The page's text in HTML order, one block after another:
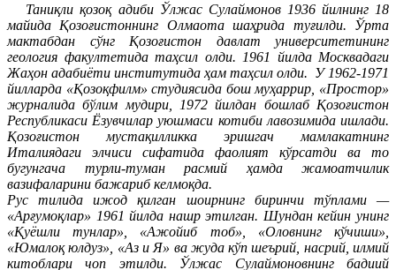
Таниқли қозоқ адиби Ўлжас Сулаймонов 1936 йилнинг 18
майида Қозоғистоннинг Олмаота шаҳрида туғилди. Ўрта
мактабдан сўнг Қозоғистон давлат университетининг
геология факултетида таҳсил олди. 1961 йилда Москвадаги
Жаҳон адабиёти институтида ҳам таҳсил олди. У 1962-1971
йилларда «Қозоқфилм» студиясида бош муҳаррир, «Простор»
журналида бўлим мудири, 1972 йилдан бошлаб Қозоғистон
Республикаси Ёзувчилар уюшмаси котиби лавозимида ишлади.
Қозоғистон мустақилликка эришгач мамлакатнинг
Италиядаги элчиси сифатида фаолият кўрсатди ва то
бугунгача турли-туман расмий ҳамда жамоатчилик
вазифаларини бажариб келмоқда.
Рус тилида ижод қилган шоирнинг биринчи тўплами —
«Арғумоқлар» 1961 йилда нашр этилган. Шундан кейин унинг
«Қуёшли тунлар», «Ажойиб тоб», «Оловнинг кўчиши»,
«Юмалоқ юлдуз», «Аз и Я» ва жуда кўп шеърий, насрий, илмий
китоблари чоп этилди. Ўлжас Сулаймоновнинг бадиий